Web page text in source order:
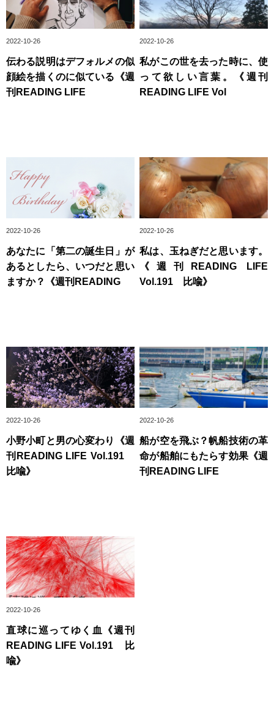
2022-10-26
伝わる説明はデフォルメの似
顔絵を描くのに似ている《週
刊READING LIFE
2022-10-26
私がこの世を去った時に、使
って欲しい言葉。《週刊
READING LIFE Vol
2022-10-26
あなたに「第二の誕生日」が
あるとしたら、いつだと思い
ますか？《週刊READING
2022-10-26
私は、玉ねぎだと思います。
《週刊READING LIFE
Vol.191 比喩》
2022-10-26
小野小町と男の心変わり《週
刊READING LIFE Vol.191
比喩》
2022-10-26
船が空を飛ぶ？帆船技術の革
命が船舶にもたらす効果《週
刊READING LIFE
2022-10-26
直球に巡ってゆく血《週刊
READING LIFE Vol.191 比
喩》